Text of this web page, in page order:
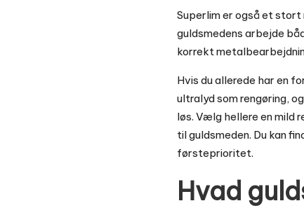
Superlim er også et stort
guldsmedens arbejde
korrekt
Hvis du allerede har en
ultralyd som rengøring,
løs. Vælg hellere en mild
til guldsmeden. Du kan
førsteprioritet.
Hvad